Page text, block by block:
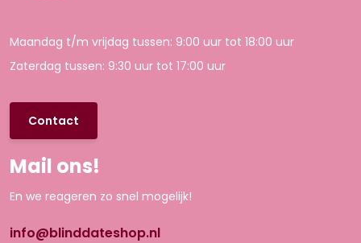
Maandag t/m vrijdag tussen: 9:00 uur tot 18:00 uur
Zaterdag tussen: 9:30 uur tot 17:00 uur
Contact
Mail ons!
En we reageren zo snel mogelijk!
info@blinddateshop.nl